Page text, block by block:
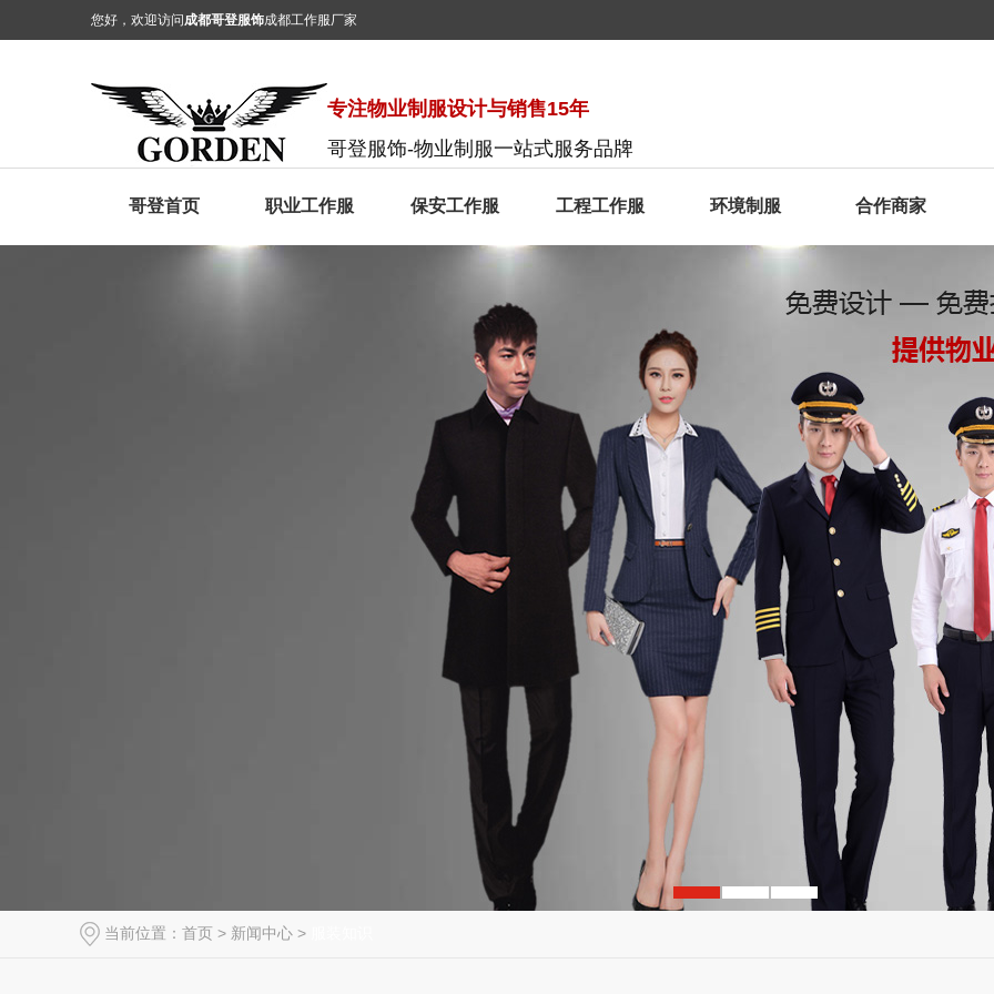
您好，欢迎访问成都哥登服饰成都工作服厂家
专注物业制服设计与销售15年
哥登服饰-物业制服一站式服务品牌
哥登首页 职业工作服 保安工作服 工程工作服 环境制服 合作商家
当前位置： 首页 > 新闻中心 >